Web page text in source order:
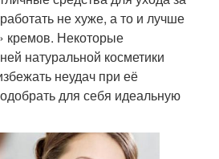
не хуже, а то и лучше
кремов. Некоторые
натуральной косметики
неудач при её
для себя идеальную